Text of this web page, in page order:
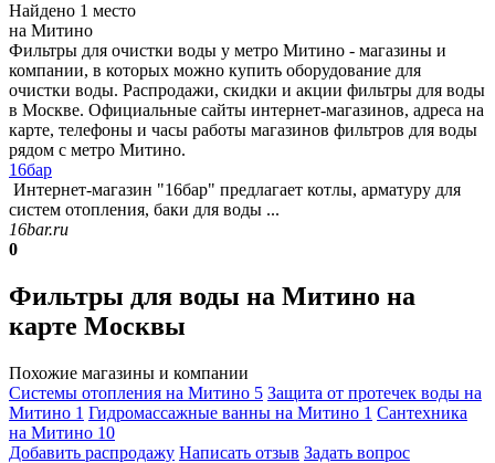
Найдено 1 место
на Митино
Фильтры для очистки воды у метро Митино - магазины и
компании, в которых можно купить оборудование для
очистки воды. Распродажи, скидки и акции фильтры для воды
в Москве. Официальные сайты интернет-магазинов, адреса на
карте, телефоны и часы работы магазинов фильтров для воды
рядом с метро Митино.
16бар
Интернет-магазин "16бар" предлагает котлы, арматуру для
систем отопления, баки для воды ...
16bar.ru
0
Фильтры для воды на Митино на
карте Москвы
Похожие магазины и компании
Системы отопления на Митино 5 Защита от протечек воды на
Митино 1 Гидромассажные ванны на Митино 1 Сантехника
на Митино 10
Добавить раcпродажу Написать отзыв Задать вопрос